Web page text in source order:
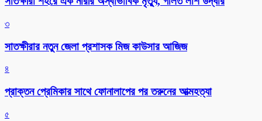
৩
সাতক্ষীরার নতুন জেলা প্রশাসক মিজ কাউসার আজিজ
৪
প্রাক্তন প্রেমিকার সাথে ফোনালাপের পর তরুনের আত্মহত্যা
৫